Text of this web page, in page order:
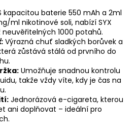
kapacitou baterie 550 mAh a 2ml
ml nikotinové soli, nabízí SYX
neuvěřitelných 1000 potahů.
Výrazná chuť sladkých borůvek a
zůstává stálá od prvního do
Umožňuje snadnou kontrolu
takže vždy víte, kdy je čas na
Jednorázová e-cigareta, kterou
ani doplňovat – ideální pro